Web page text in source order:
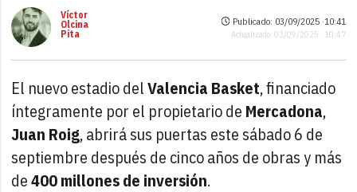
Víctor
Olcina
Pita
Publicado: 03/09/2025 ·10:41
Actualizado: 03/09/2025 · 10:47
El nuevo estadio delValencia Basket, financiado
íntegramente por el propietario de Mercadona,
Juan Roig, abrirá sus puertas este sábado 6 de
septiembre después de cinco años de obras y más
de400 millones de inversión.